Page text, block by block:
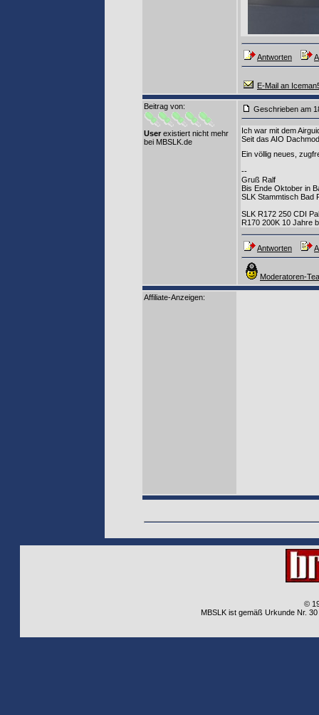
Antworten
E-Mail an
Beitrag von:
User existiert nicht mehr
bei MBSLK.de
Geschrieben am
Ich war mit dem
Seit das AIO
Ein völlig neues,
--
Gruß Ralf
Bis Ende Oktober in
SLK Stammtisch Bad
SLK R172 250 CDI
R170 200K 10 Jahre
Antworten
Moderatoren-
Affiliate-Anzeigen:
©
MBSLK ist gemäß Urkunde Nr.